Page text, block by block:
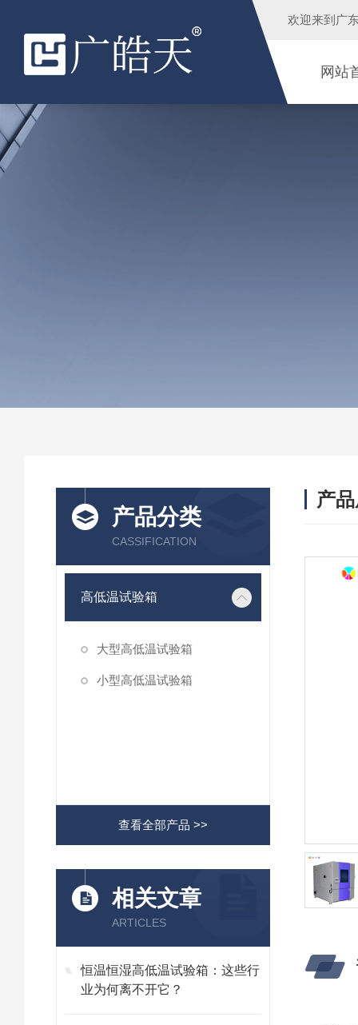
欢迎来到 广
网站
产品分类
CASSIFICATION
高低温试验箱
大型高低温试验箱
小型高低温试验箱
查看全部产品 >>
相关文章
ARTICLES
恒温恒湿高低温试验箱：这些行
业为何离不开它？
产